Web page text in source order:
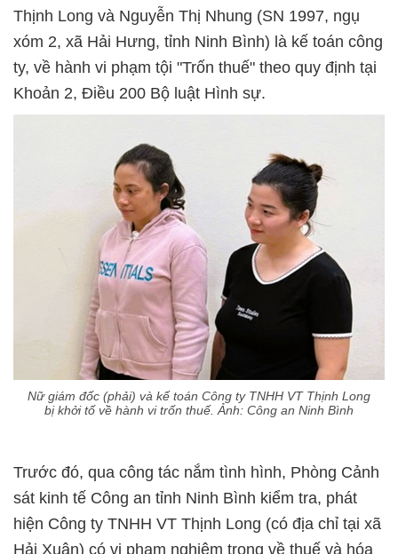
Thịnh Long và Nguyễn Thị Nhung (SN 1997, ngụ
xóm 2, xã Hải Hưng, tỉnh Ninh Bình) là kế toán công
ty, về hành vi phạm tội "Trốn thuế" theo quy định tại
Khoản 2, Điều 200 Bộ luật Hình sự.
Nữ giám đốc (phải) và kế toán Công ty TNHH VT Thịnh Long
bị khởi tố về hành vi trốn thuế. Ảnh: Công an Ninh Bình
Trước đó, qua công tác nắm tình hình, Phòng Cảnh
sát kinh tế Công an tỉnh Ninh Bình kiểm tra, phát
hiện Công ty TNHH VT Thịnh Long (có địa chỉ tại xã
Hải Xuân) có vi phạm nghiêm trọng về thuế và hóa